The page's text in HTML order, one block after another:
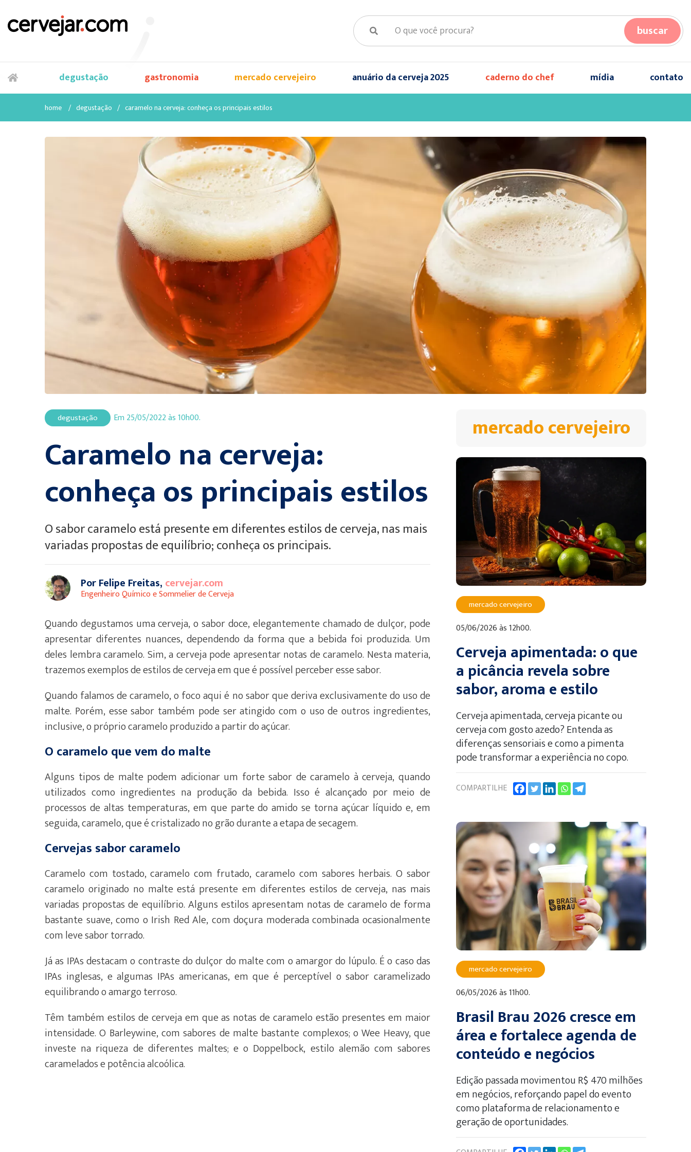
buscar
degustação gastronomia mercado cervejeiro anuário da cerveja 2025 caderno do chef mídia contato
home / degustação / caramelo na cerveja: conheça os principais estilos
degustação Em 25/05/2022 às 10h00.
Caramelo na cerveja:
conheça os principais estilos
O sabor caramelo está presente em diferentes estilos de cerveja, nas mais
variadas propostas de equilíbrio; conheça os principais.
Por Felipe Freitas, cervejar.com
Engenheiro Químico e Sommelier de Cerveja
Quando degustamos uma cerveja, o sabor doce, elegantemente chamado de dulçor, pode
apresentar diferentes nuances, dependendo da forma que a bebida foi produzida. Um
deles lembra caramelo. Sim, a cerveja pode apresentar notas de caramelo. Nesta materia,
trazemos exemplos de estilos de cerveja em que é possível perceber esse sabor.
Quando falamos de caramelo, o foco aqui é no sabor que deriva exclusivamente do uso de
malte. Porém, esse sabor também pode ser atingido com o uso de outros ingredientes,
inclusive, o próprio caramelo produzido a partir do açúcar.
O caramelo que vem do malte
Alguns tipos de malte podem adicionar um forte sabor de caramelo à cerveja, quando
utilizados como ingredientes na produção da bebida. Isso é alcançado por meio de
processos de altas temperaturas, em que parte do amido se torna açúcar líquido e, em
seguida, caramelo, que é cristalizado no grão durante a etapa de secagem.
Cervejas sabor caramelo
Caramelo com tostado, caramelo com frutado, caramelo com sabores herbais. O sabor
caramelo originado no malte está presente em diferentes estilos de cerveja, nas mais
variadas propostas de equilíbrio. Alguns estilos apresentam notas de caramelo de forma
bastante suave, como o Irish Red Ale, com doçura moderada combinada ocasionalmente
com leve sabor torrado.
Já as IPAs destacam o contraste do dulçor do malte com o amargor do lúpulo. É o caso das
IPAs inglesas, e algumas IPAs americanas, em que é perceptível o sabor caramelizado
equilibrando o amargo terroso.
Têm também estilos de cerveja em que as notas de caramelo estão presentes em maior
intensidade. O Barleywine, com sabores de malte bastante complexos; o Wee Heavy, que
investe na riqueza de diferentes maltes; e o Doppelbock, estilo alemão com sabores
caramelados e potência alcoólica.
mercado cervejeiro
mercado cervejeiro
05/06/2026 às 12h00.
Cerveja apimentada: o que
a picância revela sobre
sabor, aroma e estilo
Cerveja apimentada, cerveja picante ou
cerveja com gosto azedo? Entenda as
diferenças sensoriais e como a pimenta
pode transformar a experiência no copo.
COMPARTILHE
mercado cervejeiro
06/05/2026 às 11h00.
Brasil Brau 2026 cresce em
área e fortalece agenda de
conteúdo e negócios
Edição passada movimentou R$ 470 milhões
em negócios, reforçando papel do evento
como plataforma de relacionamento e
geração de oportunidades.